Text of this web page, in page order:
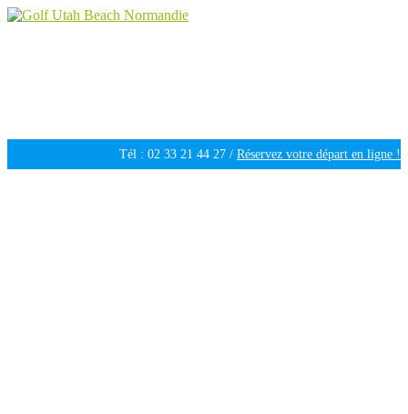
Tél : 02 33 21 44 27 / Réservez votre départ en ligne !